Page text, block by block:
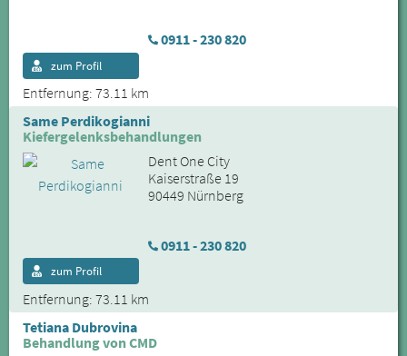
0911 - 230 820
Entfernung: 73.11 km
zum Profil
Same Perdikogianni
Kiefergelenksbehandlungen
Dent One City
Kaiserstraße 19
90449 Nürnberg
0911 - 230 820
Entfernung: 73.11 km
zum Profil
Tetiana Dubrovina
Behandlung von CMD